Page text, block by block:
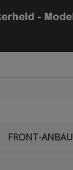
FRONT-ANBAU